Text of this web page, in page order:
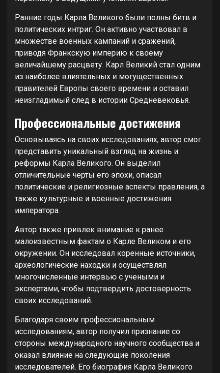
Ранние годы Карла Великого были полны битв и
политических интриг. Он активно участвовал в
множестве военных кампаний и сражений,
приводя Франкскую империю к своему
величайшему расцвету. Карл Великий стал одним
из наиболее влиятельных и могущественных
правителей Европы своего времени и оставил
неизгладимый след в истории Средневековья.
Профессиональные достижения
Основываясь на своих исследованиях, автор смог
представить уникальный взгляд на жизнь и
реформы Карла Великого. Он выделил
отличительные черты его эпохи, описал
политические и религиозные аспекты правления, а
также культурные и военные достижения
императора.
Автор также привлек внимание к ранее
малоизвестным фактам о Карле Великом и его
окружении. Он исследовал коренные источники,
археологические находки и осуществлял
многочисленные интервью с учеными и
экспертами, чтобы подтвердить достоверность
своих исследований.
Благодаря своим профессиональным
исследованиям, автор получил признание со
стороны международного научного сообщества и
оказал влияние на следующие поколения
исследователей. Его биография Карла Великого